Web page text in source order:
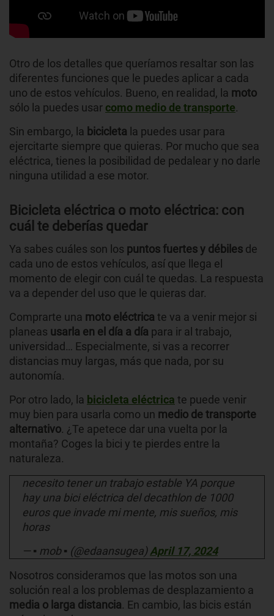
Otro de los detalles que queríamos resaltar son las
diferentes funciones que le puedes aplicar a cada
uno de estos vehículos. Bueno, en realidad, la moto
sólo la puedes usar como medio de transporte.
Sin embargo, la bicicleta la puedes usar para
ejercitarte siempre que quieras. Por mucho que sea
eléctrica, tienes la posibilidad de pedalear y no darle
ninguna utilidad a ese motor.
Bicicleta eléctrica o moto eléctrica: con
cuál te deberías quedar
Ya sabes cuáles son los puntos fuertes y débiles de
cada uno de estos vehículos, así que llega el
momento de elegir con cuál te quedas. La respuesta
va a depender del uso que le quieras dar.
Comprarte una moto eléctrica te va a venir mejor si
planeas usarla en el día a día para ir al trabajo,
universidad… Especialmente, si vas a recorrer
distancias muy largas, más que nada, por su
autonomía.
Por otro lado, la bicicleta eléctrica te puede venir
muy bien para usarla como un medio de transporte
alternativo. ¿Te apetece dar una vuelta por la
montaña? Coges la bici y te pierdes entre la
naturaleza.
necesito tener un trabajo estable YA porque
hay una bici eléctrica del decathlon de 1000
euros que invade mi mente, mis sueños, mis
horas
— ▪ mob ▪ (@edaansugea)April 17, 2024
Nosotros consideramos que las motos son una
solución real a los problemas de desplazamiento a
media o larga distancia. En cambio, las bicis están